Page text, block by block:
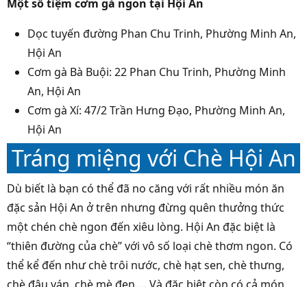
Một số tiệm cơm gà ngon tại Hội An
Dọc tuyến đường Phan Chu Trinh, Phường Minh An,
Hội An
Cơm gà Bà Buội: 22 Phan Chu Trinh, Phường Minh
An, Hội An
Cơm gà Xí: 47/2 Trần Hưng Đạo, Phường Minh An,
Hội An
Tráng miệng với Chè Hội An
Dù biết là bạn có thể đã no căng với rất nhiều món ăn
đặc sản Hội An ở trên nhưng đừng quên thưởng thức
một chén chè ngon đến xiêu lòng. Hội An đặc biệt là
“thiên đường của chè” với vô số loại chè thơm ngon. Có
thể kể đến như chè trôi nước, chè hạt sen, chè thưng,
chè đậu ván, chè mè đen,… Và đặc biệt còn có cả món